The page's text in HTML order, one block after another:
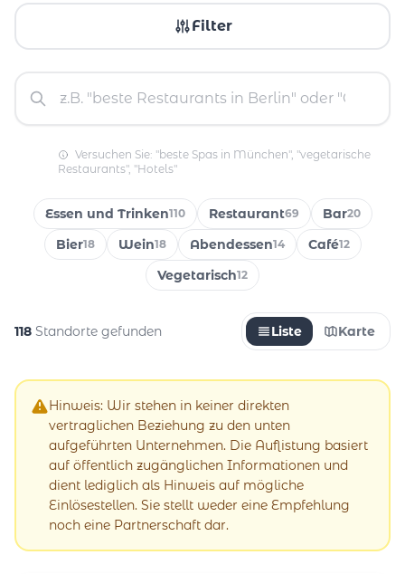
Filter
Versuchen Sie: "beste Spas in München", "vegetarische
Restaurants", "Hotels"
Essen und Trinken110 Restaurant69 Bar20
Bier18 Wein18 Abendessen14 Café12
Vegetarisch12
118 Standorte gefunden Liste Karte
Hinweis: Wir stehen in keiner direkten
vertraglichen Beziehung zu den unten
aufgeführten Unternehmen. Die Auflistung basiert
auf öffentlich zugänglichen Informationen und
dient lediglich als Hinweis auf mögliche
Einlösestellen. Sie stellt weder eine Empfehlung
noch eine Partnerschaft dar.